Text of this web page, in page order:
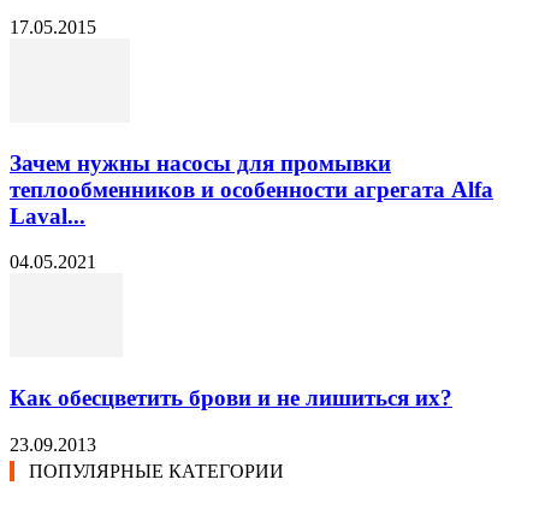
17.05.2015
Зачем нужны насосы для промывки
теплообменников и особенности агрегата Alfa
Laval...
04.05.2021
Как обесцветить брови и не лишиться их?
23.09.2013
ПОПУЛЯРНЫЕ КАТЕГОРИИ